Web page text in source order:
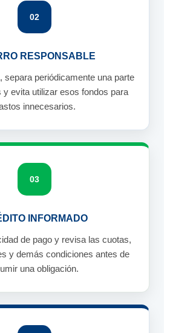
02
RESPONSABLE
separa periódicamente una parte
y evita utilizar esos fondos para
innecesarios.
03
INFORMADO
de pago y revisa las cuotas,
y demás condiciones antes de
una obligación.